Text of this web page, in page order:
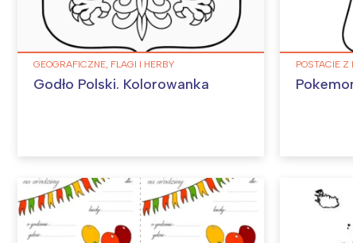
GEOGRAFICZNE, FLAGI I HERBY
Godło Polski. Kolorowanka
POSTACIE Z